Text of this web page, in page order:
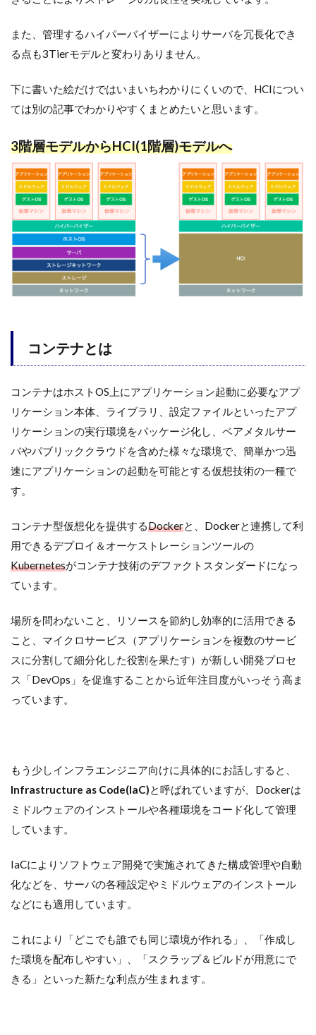
また、管理するハイパーバイザーによりサーバを冗長化でき
る点も3Tierモデルと変わりありません。
下に書いた絵だけではいまいちわかりにくいので、HCIについ
ては別の記事でわかりやすくまとめたいと思います。
3階層モデルからHCI(1階層)モデルへ
コンテナとは
コンテナはホストOS上にアプリケーション起動に必要なアプ
リケーション本体、ライブラリ、設定ファイルといったアプ
リケーションの実行環境をパッケージ化し、ベアメタルサー
バやパブリッククラウドを含めた様々な環境で、簡単かつ迅
速にアプリケーションの起動を可能とする仮想技術の一種で
す。
コンテナ型仮想化を提供するDockerと、Dockerと連携して利
用できるデプロイ＆オーケストレーションツールの
Kubernetesがコンテナ技術のデファクトスタンダードになっ
ています。
場所を問わないこと、リソースを節約し効率的に活用できる
こと、マイクロサービス（アプリケーションを複数のサービ
スに分割して細分化した役割を果たす）が新しい開発プロセ
ス「DevOps」を促進することから近年注目度がいっそう高ま
っています。
もう少しインフラエンジニア向けに具体的にお話しすると、
Infrastructure as Code(IaC)と呼ばれていますが、Dockerは
ミドルウェアのインストールや各種環境をコード化して管理
しています。
IaCによりソフトウェア開発で実施されてきた構成管理や自動
化などを、サーバの各種設定やミドルウェアのインストール
などにも適用しています。
これにより「どこでも誰でも同じ環境が作れる」、「作成し
た環境を配布しやすい」、「スクラップ＆ビルドが用意にで
きる」といった新たな利点が生まれます。